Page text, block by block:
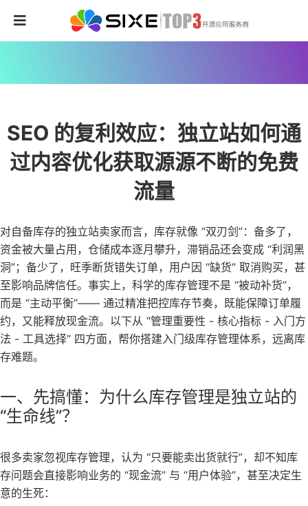
SEO 的复利效应：独立站如何通
过内容优化获取源源不断的免费
流量
对自备库存的独立站卖家而言，库存就像 “双刃剑”：备多了，
资金被大量占用，仓储成本逐月攀升，滞销品还会变成 “利润黑
洞”；备少了，旺季断货错失订单，用户因 “缺货” 取消购买，甚
至影响品牌信任。事实上，科学的库存管理不是 “被动补货”，
而是 “主动平衡”—— 通过精准把控库存节奏，既能保障订单履
约，又能释放现金流。以下从 “管理重要性 - 核心指标 - 入门方
法 - 工具选择” 四方面，帮你搭建入门级库存管理体系，远离库
存难题。
一、先搞懂：为什么库存管理是独立站的
“生命线”？
很多卖家忽视库存管理，认为 “只要能卖出货就行”，却不知库
存问题会直接影响业务的 “现金流” 与 “用户体验”，甚至决定生
意的生死：